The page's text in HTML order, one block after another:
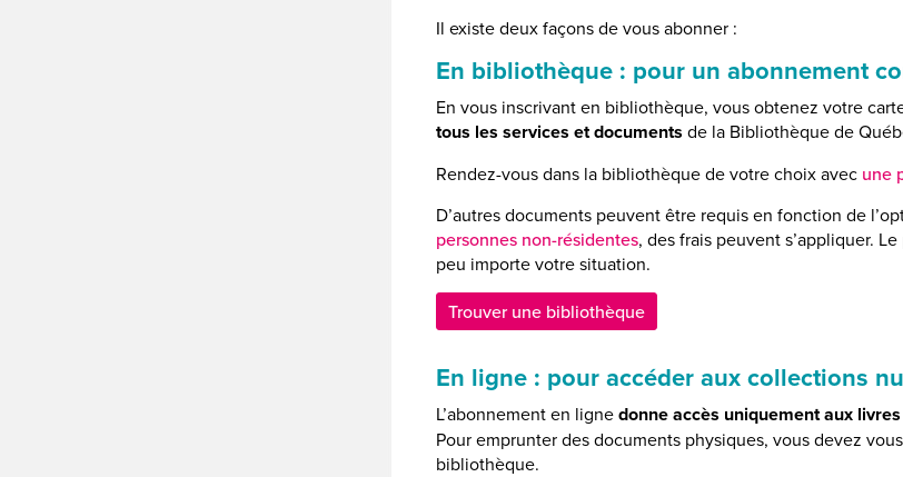
Il existe deux façons de vous abonner :
En bibliothèque : pour un abonnement
En vous inscrivant en bibliothèque, vous obtenez votre
tous les services et documents de la Bibliothèque de
Rendez-vous dans la bibliothèque de votre choix avec une
D’autres documents peuvent être requis en fonction de
personnes non-résidentes, des frais peuvent s’appliquer.
peu importe votre situation.
Trouver une bibliothèque
En ligne : pour accéder auxcollections
L’abonnement en lignedonne accès uniquement aux
Pour emprunter des documents physiques, vous devez
bibliothèque.